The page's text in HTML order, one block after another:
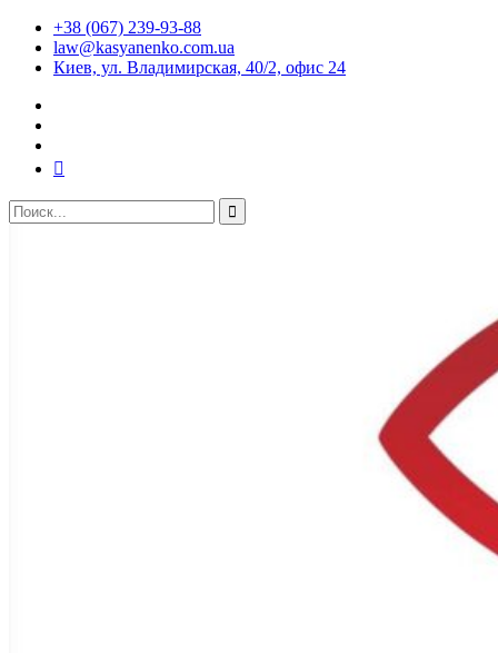
+38 (067) 239-93-88
law@kasyanenko.com.ua
Киев, ул. Владимирская, 40/2, офис 24